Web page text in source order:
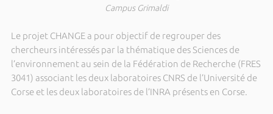
Campus Grimaldi
Le projet CHANGE a pour objectif de regrouper des
chercheurs intéressés par la thématique des Sciences de
l’environnement au sein de la Fédération de Recherche (FRES
3041) associant les deux laboratoires CNRS de l’Université de
Corse et les deux laboratoires de l’INRA présents en Corse.